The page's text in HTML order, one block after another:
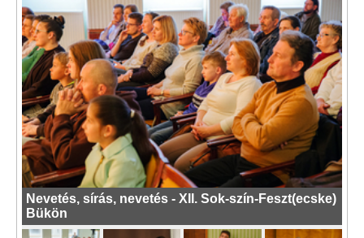
Nevetés, sírás, nevetés - XII. Sok-szín-Feszt(ecske)
Bükön